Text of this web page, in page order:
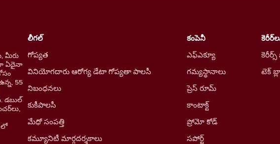
మీరు
ఏదైనా
55
డబుల్
లో
లీగల్
గోప్యత
వినియోగదారు ఆరోగ్య డేటా గోప్యతా పాలసీ
నిబంధనలు
కుకీపాలసీ
మేధో సంపత్తి
కమ్యూనిటీ మార్గదర్శకాలు
కెరీర్స్
టెక్
కంపెనీ
ఎఫ్ఎక్యూ
గమ్యస్థానాలు
ప్రెస్ రూమ్
కాంటాక్ట్
ప్రోమో కోడ్
సపోర్ట్